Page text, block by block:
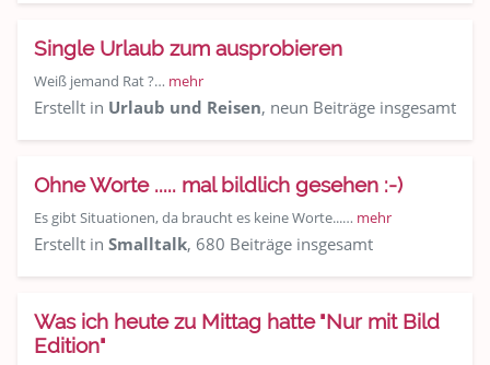
Single Urlaub zum ausprobieren
Weiß jemand Rat ?… mehr
Erstellt in Urlaub und Reisen, neun Beiträge insgesamt
Ohne Worte ..... mal bildlich gesehen :-)
Es gibt Situationen, da braucht es keine Worte...… mehr
Erstellt in Smalltalk, 680 Beiträge insgesamt
Was ich heute zu Mittag hatte "Nur mit Bild
Edition"